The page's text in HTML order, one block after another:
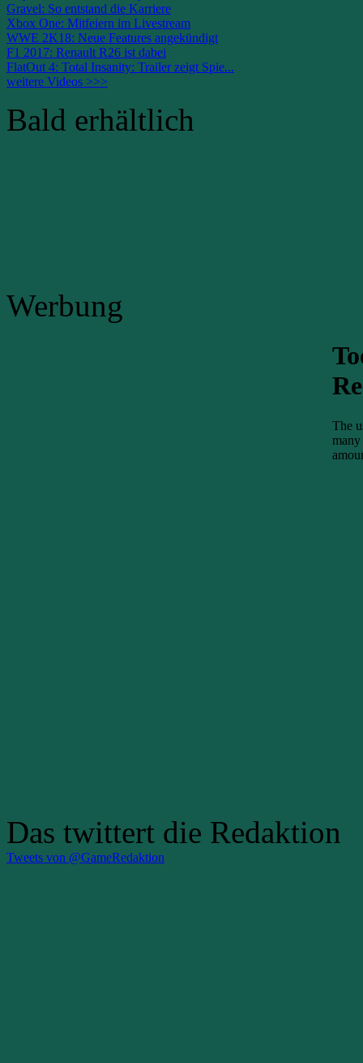
Gravel: So entstand die Karriere
Xbox One: Mitfeiern im Livestream
WWE 2K18: Neue Features angekündigt
F1 2017: Renault R26 ist dabei
FlatOut 4: Total Insanity: Trailer zeigt Spie...
weitere Videos >>>
Bald erhältlich
Werbung
Das twittert die Redaktion
Tweets von @GameRedaktion